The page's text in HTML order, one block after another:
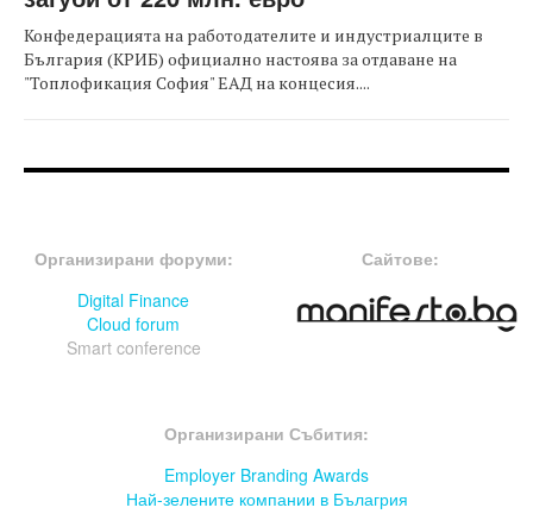
Конфедерацията на работодателите и индустриалците в
България (КРИБ) официално настоява за отдаване на
"Топлофикация София" ЕАД на концесия....
Организирани форуми:
Digital Finance
Cloud forum
Smart conference
Сайтове:
Организирани Събития:
Employer Branding Awards
Най-зелените компании в Бълагрия